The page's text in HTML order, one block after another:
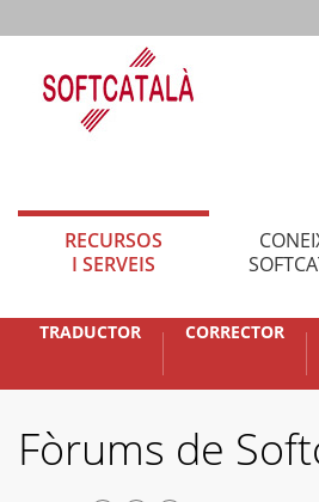
RECURSOS
I SERVEIS
TRADUCTOR CORRECTOR
Fòrums de